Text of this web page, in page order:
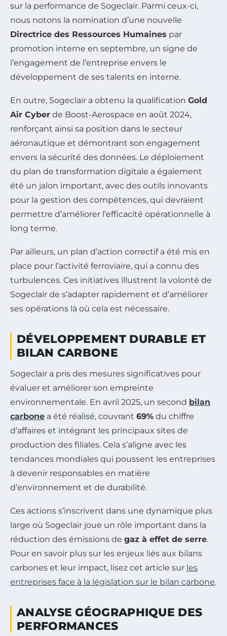
sur la performance de Sogeclair. Parmi ceux-ci,
nous notons la nomination d’une nouvelle
Directrice des Ressources Humaines par
promotion interne en septembre, un signe de
l’engagement de l’entreprise envers le
développement de ses talents en interne.
En outre, Sogeclair a obtenu la qualification Gold
Air Cyber de Boost-Aerospace en août 2024,
renforçant ainsi sa position dans le secteur
aéronautique et démontrant son engagement
envers la sécurité des données. Le déploiement
du plan de transformation digitale a également
été un jalon important, avec des outils innovants
pour la gestion des compétences, qui devraient
permettre d’améliorer l’efficacité opérationnelle à
long terme.
Par ailleurs, un plan d’action correctif a été mis en
place pour l’activité ferroviaire, qui a connu des
turbulences. Ces initiatives illustrent la volonté de
Sogeclair de s’adapter rapidement et d’améliorer
ses opérations là où cela est nécessaire.
DÉVELOPPEMENT DURABLE ET
BILAN CARBONE
Sogeclair a pris des mesures significatives pour
évaluer et améliorer son empreinte
environnementale. En avril 2025, un second bilan
carbone a été réalisé, couvrant 69% du chiffre
d’affaires et intégrant les principaux sites de
production des filiales. Cela s’aligne avec les
tendances mondiales qui poussent les entreprises
à devenir responsables en matière
d’environnement et de durabilité.
Ces actions s’inscrivent dans une dynamique plus
large où Sogeclair joue un rôle important dans la
réduction des émissions de gaz à effet de serre.
Pour en savoir plus sur les enjeux liés aux bilans
carbones et leur impact, lisez cet article sur les
entreprises face à la législation sur le bilan carbone.
ANALYSE GÉOGRAPHIQUE DES
PERFORMANCES